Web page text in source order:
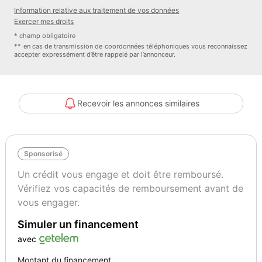
- Livraison
Citroen DS4 1.2 PureTech 130 manuelle de 2015 - 119126 km
Couleur de l'extérieur : gris foncé
Options (notamment) :
Assistant d'angle mort
Bluetooth
Essuie glaces automatiques
Information relative aux traitement de vos données
Exercer mes droits
* champ obligatoire
** en cas de transmission de coordonnées téléphoniques vous reconnaissez
accepter expressément d’être rappelé par l’annonceur.
Recevoir les annonces similaires
Sponsorisé
Un crédit vous engage et doit être remboursé.
Vérifiez vos capacités de remboursement avant de
vous engager.
Simuler un financement
avec